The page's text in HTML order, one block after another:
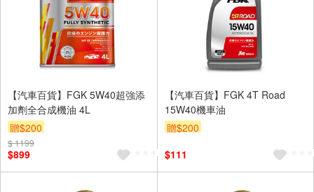
【汽車百貨】FGK 5W40超強添
加劑全合成機油 4L
贈$200
$ 1199
$899
【汽車百貨】FGK 4T Road
15W40機車油
贈$200
$111